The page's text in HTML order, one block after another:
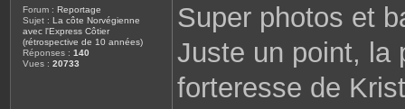
Forum : Reportage
Sujet : La côte Norvégienne
avec l'Express Côtier
(rétrospective de 10 années)
Réponses : 140
Vues : 20733
Super photos et
Juste un point, la
forteresse de